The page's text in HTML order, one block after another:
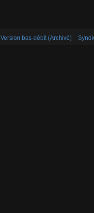
Version bas-débit (Archivé)